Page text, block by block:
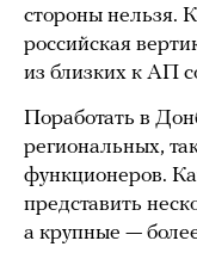
стороны нельзя.
российская
из близких к АП
Поработать в
региональных,
функционеров.
представить
а крупные —